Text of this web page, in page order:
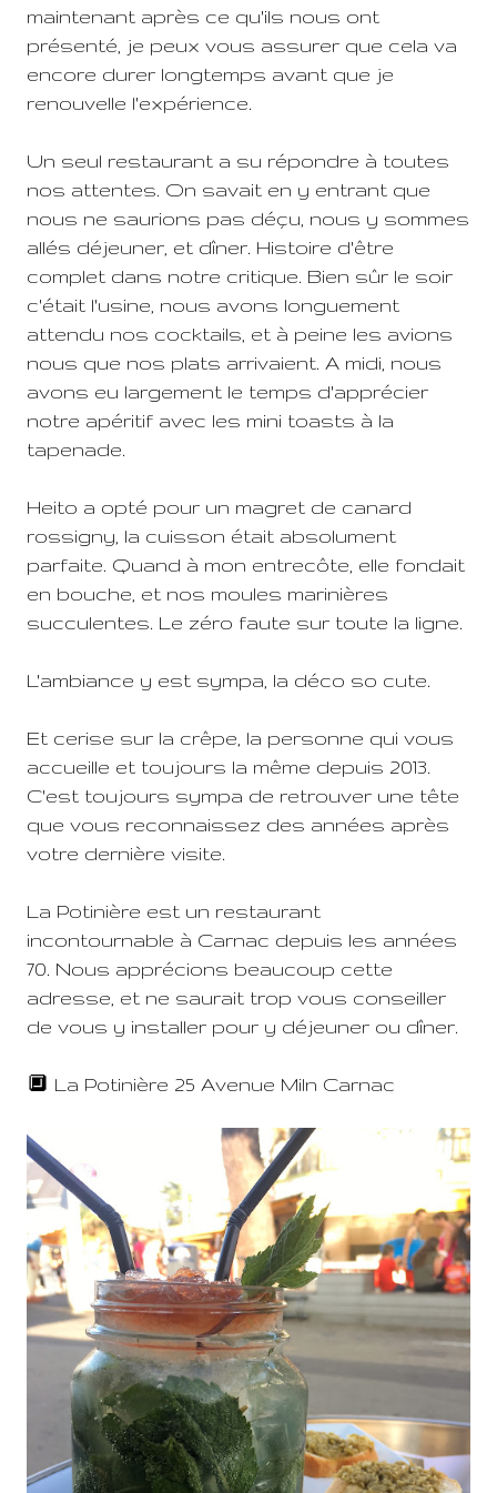
maintenant après ce qu'ils nous ont
présenté, je peux vous assurer que cela va
encore durer longtemps avant que je
renouvelle l'expérience.
Un seul restaurant a su répondre à toutes
nos attentes. On savait en y entrant que
nous ne saurions pas déçu, nous y sommes
allés déjeuner, et dîner. Histoire d'être
complet dans notre critique. Bien sûr le soir
c'était l'usine, nous avons longuement
attendu nos cocktails, et à peine les avions
nous que nos plats arrivaient. A midi, nous
avons eu largement le temps d'apprécier
notre apéritif avec les mini toasts à la
tapenade.
Heito a opté pour un magret de canard
rossigny, la cuisson était absolument
parfaite. Quand à mon entrecôte, elle fondait
en bouche, et nos moules marinières
succulentes. Le zéro faute sur toute la ligne.
L'ambiance y est sympa, la déco so cute.
Et cerise sur la crêpe, la personne qui vous
accueille et toujours la même depuis 2013.
C'est toujours sympa de retrouver une tête
que vous reconnaissez des années après
votre dernière visite.
La Potinière est un restaurant
incontournable à Carnac depuis les années
70. Nous apprécions beaucoup cette
adresse, et ne saurait trop vous conseiller
de vous y installer pour y déjeuner ou dîner.
🔲 La Potinière 25 Avenue Miln Carnac